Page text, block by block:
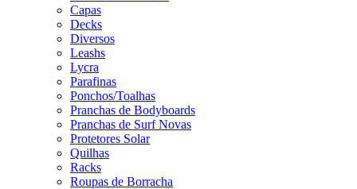
Capas
Decks
Diversos
Leashs
Lycra
Parafinas
Ponchos/Toalhas
Pranchas de Bodyboards
Pranchas de Surf Novas
Protetores Solar
Quilhas
Racks
Roupas de Borracha